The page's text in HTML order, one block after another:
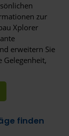
zur
Xplorer
erweitern Sie
Gelegenheit,
finden